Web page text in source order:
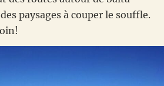
paysages à couper le souffle.